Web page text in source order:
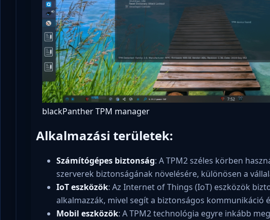
blackPanther TPM manager
Alkalmazási területek:
Számítógépes biztonság: A TPM2 széles körben
szerverek biztonságának növelésére, különösen a
IoT eszközök: Az Internet of Things (IoT) eszközök
alkalmazzák, mivel segít a biztonságos kommunikáció
Mobil eszközök: A TPM2 technológia egyre inkább